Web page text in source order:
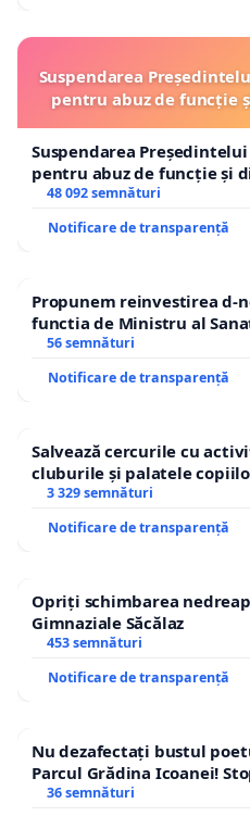
Suspendarea
pentru abuz de funcție
Suspendarea
pentru abuz de funcție și
48 092 semnături
Notificare de transparență
Propunem reinvestirea d-
functia de Ministru al
56 semnături
Notificare de transparență
Salvează cercurile cu
cluburile și palatele
3 329 semnături
Notificare de transparență
Opriți schimbarea
Gimnaziale Săcălaz
453 semnături
Notificare de transparență
Nu dezafectați bustul
Parcul Grădina Icoanei!
36 semnături